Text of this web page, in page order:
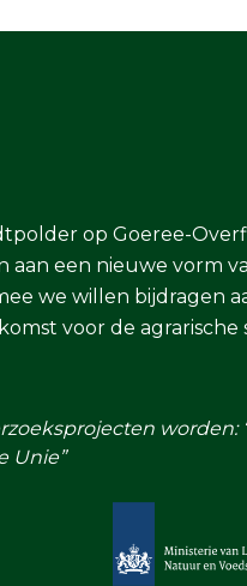
op Goeree-
aan een nieuwe vorm
we willen bijdragen
voor de agrarische
worden:
Unie”